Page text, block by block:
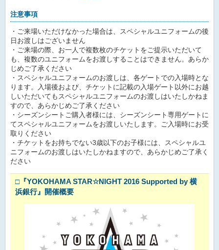
注意事項
・ご来場いただけなかった場合は、スペシャルユニフォームの後
日お渡しはございません
・ご来場の際、お一人で複数枚のチケットをご提示いただいて
も、複数のユニフォームをお渡しすることはできません。あらか
じめご了承ください
・スペシャルユニフォームのお渡しは、各ゲートでの入場時とな
ります。入場後および、チケットに記載の入場ゲート以外にお越
しいただいてもスペシャルユニフォームのお渡しはいたしかねま
すので、あらかじめご了承ください
・シーズンシートご購入者様には、シーズンシート専用ゲートに
てスペシャルユニフォームをお渡しいたします。ご入場時にお受
取りください
・チケットをお持ちでない3歳以下のお子様には、スペシャルユ
ニフォームのお渡しはいたしかねますので、あらかじめご了承く
ださい
□ 『YOKOHAMA STAR☆NIGHT 2016 Supported by 横
浜銀行』開催概要